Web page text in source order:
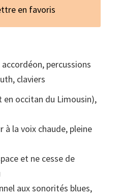
en favoris
percussions
claviers
occitan du Limousin),
à la voix chaude, pleine
et ne cesse de
aux sonorités blues,